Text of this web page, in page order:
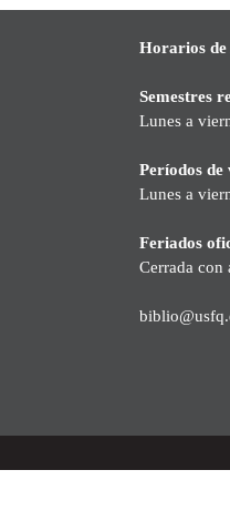
Horarios de
Semestres
Lunes a
Períodos de
Lunes a
Feriados
Cerrada con